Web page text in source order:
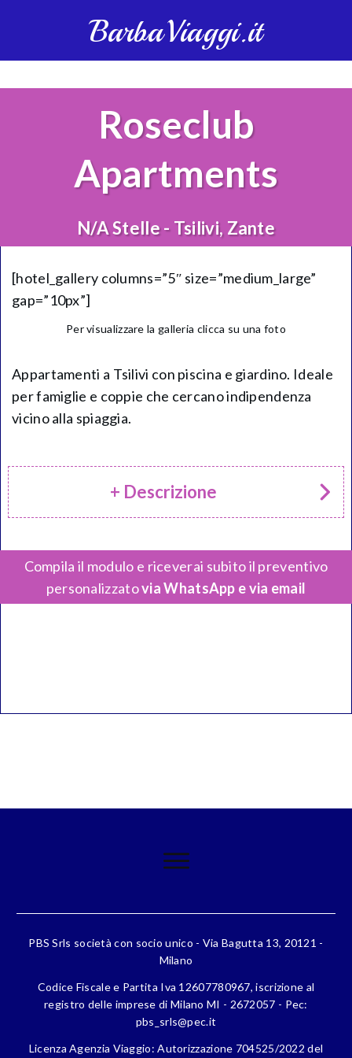
BarbaViaggi.it
Roseclub
Apartments
N/A Stelle - Tsilivi, Zante
[hotel_gallery columns=”5″ size=”medium_large”
gap=”10px”]
Per visualizzare la galleria clicca su una foto
Appartamenti a Tsilivi con piscina e giardino. Ideale
per famiglie e coppie che cercano indipendenza
vicino alla spiaggia.
+ Descrizione
Compila il modulo e riceverai subito il preventivo
personalizzatovia WhatsApp e via email
PBS Srls società con socio unico - Via Bagutta 13, 20121 -
Milano
Codice Fiscale e Partita Iva 12607780967, iscrizione al
registro delle imprese di Milano MI - 2672057 - Pec:
pbs_srls@pec.it
Licenza Agenzia Viaggio: Autorizzazione 704525/2022 del